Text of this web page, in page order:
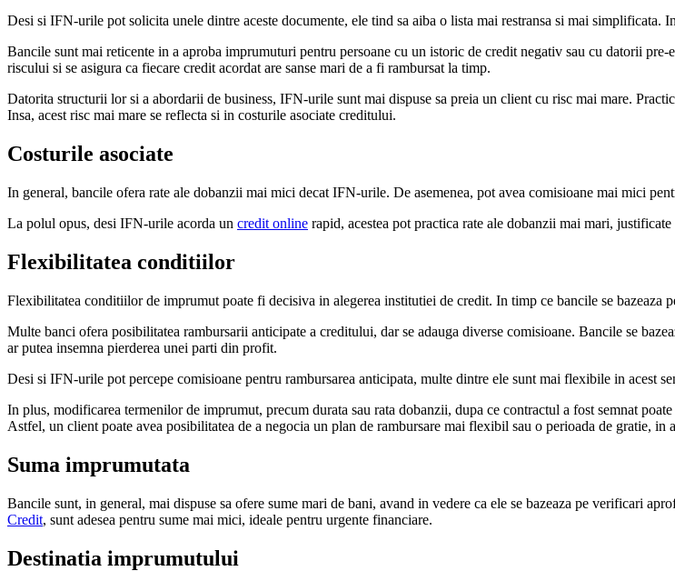
Desi si IFN-urile pot solicita unele dintre aceste documente, ele tind sa aiba o lista mai restransa si mai
Bancile sunt mai reticente in a aproba imprumuturi pentru persoane cu un istoric de credit negativ sau cu datorii
riscului si se asigura ca fiecare credit acordat are sanse mari de a fi rambursat la timp.
Datorita structurii lor si a abordarii de business, IFN-urile sunt mai dispuse sa preia un client cu risc mai mare.
Insa, acest risc mai mare se reflecta si in costurile asociate creditului.
Costurile asociate
In general, bancile ofera rate ale dobanzii mai mici decat IFN-urile. De asemenea, pot avea comisioane mai mici
La polul opus, desi IFN-urile acorda un credit online rapid, acestea pot practica rate ale dobanzii mai mari,
Flexibilitatea conditiilor
Flexibilitatea conditiilor de imprumut poate fi decisiva in alegerea institutiei de credit. In timp ce bancile se bazeaza
Multe banci ofera posibilitatea rambursarii anticipate a creditului, dar se adauga diverse comisioane. Bancile se
ar putea insemna pierderea unei parti din profit.
Desi si IFN-urile pot percepe comisioane pentru rambursarea anticipata, multe dintre ele sunt mai flexibile in acest
In plus, modificarea termenilor de imprumut, precum durata sau rata dobanzii, dupa ce contractul a fost semnat
Astfel, un client poate avea posibilitatea de a negocia un plan de rambursare mai flexibil sau o perioada de gratie, in
Suma imprumutata
Bancile sunt, in general, mai dispuse sa ofere sume mari de bani, avand in vedere ca ele se bazeaza pe verificari
Credit, sunt adesea pentru sume mai mici, ideale pentru urgente financiare.
Destinatia imprumutului